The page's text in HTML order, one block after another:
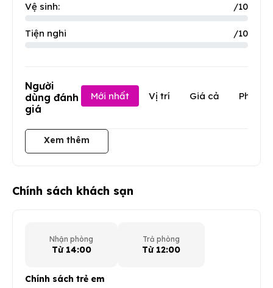
Vệ sinh: /10
Tiện nghi /10
Người
dùng đánh
giá
Mới nhất Vị trí Giá cả Phục
Xem thêm
Chính sách khách sạn
Nhận phòng
Từ 14:00
Trả phòng
Từ 12:00
Chính sách trẻ em